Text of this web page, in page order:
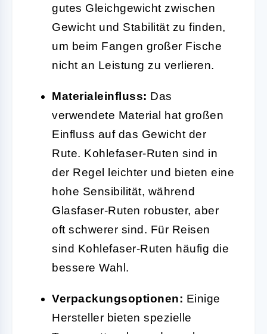
gutes Gleichgewicht zwischen
Gewicht und Stabilität zu finden,
um beim Fangen großer Fische
nicht an Leistung zu verlieren.
Materialeinfluss: Das
verwendete Material hat großen
Einfluss auf das Gewicht der
Rute. Kohlefaser-Ruten sind in
der Regel leichter und bieten eine
hohe Sensibilität, während
Glasfaser-Ruten robuster, aber
oft schwerer sind. Für Reisen
sind Kohlefaser-Ruten häufig die
bessere Wahl.
Verpackungsoptionen: Einige
Hersteller bieten spezielle